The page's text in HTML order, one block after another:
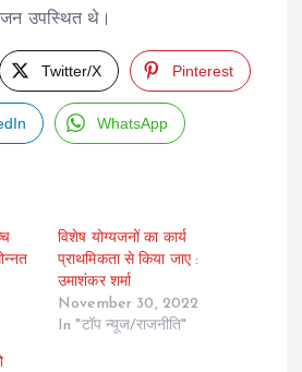
उपस्थित थे।
Twitter/X Pinterest
WhatsApp
विशेष योग्यजनों का कार्य
प्राथमिकता से किया जाए :
उमाशंकर शर्मा
November 30, 2022
In "टॉप न्यूज/राजनीति"